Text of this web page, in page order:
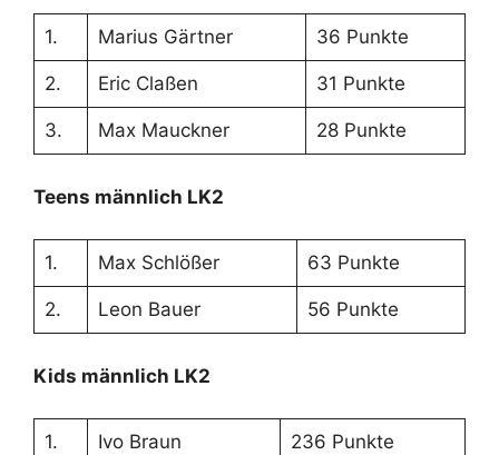
1. Marius Gärtner 36 Punkte
2. Eric Claßen 31 Punkte
3. Max Mauckner 28 Punkte
Teens männlich LK2
1. Max Schlößer 63 Punkte
2. Leon Bauer 56 Punkte
Kids männlich LK2
1. Ivo Braun 236 Punkte